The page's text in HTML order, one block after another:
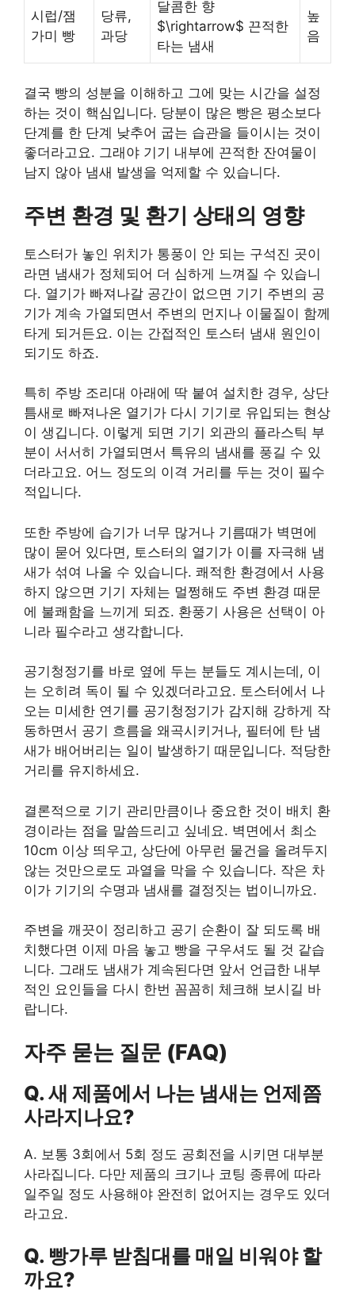
시럽/잼
가미 빵
당류,
과당
달콤한 향
$\rightarrow$ 끈적한
타는 냄새
높
음
결국 빵의 성분을 이해하고 그에 맞는 시간을 설정
하는 것이 핵심입니다. 당분이 많은 빵은 평소보다
단계를 한 단계 낮추어 굽는 습관을 들이시는 것이
좋더라고요. 그래야 기기 내부에 끈적한 잔여물이
남지 않아 냄새 발생을 억제할 수 있습니다.
주변 환경 및 환기 상태의 영향
토스터가 놓인 위치가 통풍이 안 되는 구석진 곳이
라면 냄새가 정체되어 더 심하게 느껴질 수 있습니
다. 열기가 빠져나갈 공간이 없으면 기기 주변의 공
기가 계속 가열되면서 주변의 먼지나 이물질이 함께
타게 되거든요. 이는 간접적인 토스터 냄새 원인이
되기도 하죠.
특히 주방 조리대 아래에 딱 붙여 설치한 경우, 상단
틈새로 빠져나온 열기가 다시 기기로 유입되는 현상
이 생깁니다. 이렇게 되면 기기 외관의 플라스틱 부
분이 서서히 가열되면서 특유의 냄새를 풍길 수 있
더라고요. 어느 정도의 이격 거리를 두는 것이 필수
적입니다.
또한 주방에 습기가 너무 많거나 기름때가 벽면에
많이 묻어 있다면, 토스터의 열기가 이를 자극해 냄
새가 섞여 나올 수 있습니다. 쾌적한 환경에서 사용
하지 않으면 기기 자체는 멀쩡해도 주변 환경 때문
에 불쾌함을 느끼게 되죠. 환풍기 사용은 선택이 아
니라 필수라고 생각합니다.
공기청정기를 바로 옆에 두는 분들도 계시는데, 이
는 오히려 독이 될 수 있겠더라고요. 토스터에서 나
오는 미세한 연기를 공기청정기가 감지해 강하게 작
동하면서 공기 흐름을 왜곡시키거나, 필터에 탄 냄
새가 배어버리는 일이 발생하기 때문입니다. 적당한
거리를 유지하세요.
결론적으로 기기 관리만큼이나 중요한 것이 배치 환
경이라는 점을 말씀드리고 싶네요. 벽면에서 최소
10cm 이상 띄우고, 상단에 아무런 물건을 올려두지
않는 것만으로도 과열을 막을 수 있습니다. 작은 차
이가 기기의 수명과 냄새를 결정짓는 법이니까요.
주변을 깨끗이 정리하고 공기 순환이 잘 되도록 배
치했다면 이제 마음 놓고 빵을 구우셔도 될 것 같습
니다. 그래도 냄새가 계속된다면 앞서 언급한 내부
적인 요인들을 다시 한번 꼼꼼히 체크해 보시길 바
랍니다.
자주 묻는 질문 (FAQ)
Q. 새 제품에서 나는 냄새는 언제쯤
사라지나요?
A. 보통 3회에서 5회 정도 공회전을 시키면 대부분
사라집니다. 다만 제품의 크기나 코팅 종류에 따라
일주일 정도 사용해야 완전히 없어지는 경우도 있더
라고요.
Q. 빵가루 받침대를 매일 비워야 할
까요?